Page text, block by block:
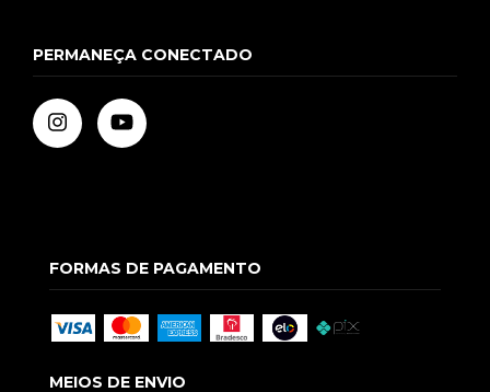
PERMANEÇA CONECTADO
FORMAS DE PAGAMENTO
MEIOS DE ENVIO